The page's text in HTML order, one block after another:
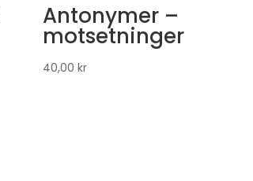
Antonymer –
motsetninger
40,00kr